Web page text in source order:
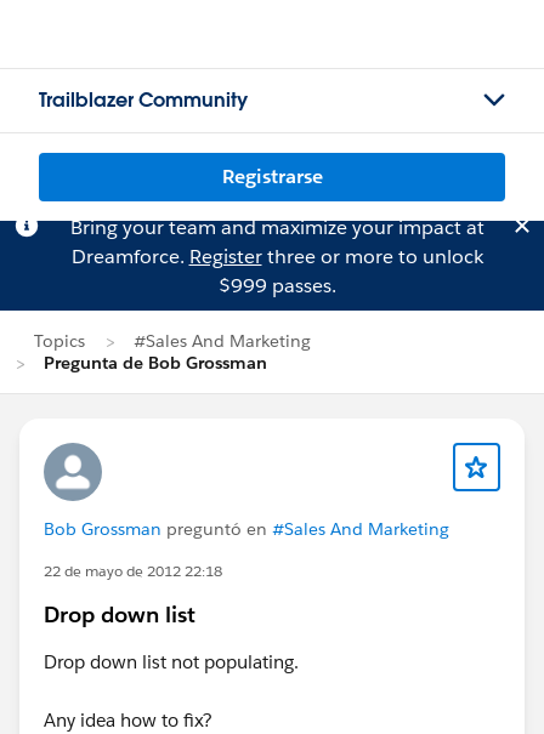
Trailblazer Community
Registrarse
Bring your team and maximize your impact at
Dreamforce. Registerthree or more to unlock
$999 passes.
Topics
#Sales And Marketing
Pregunta de Bob Grossman
Bob Grossman preguntó en #Sales And Marketing
22 de mayo de 2012 22:18
Drop down list
Drop down list not populating.
Any idea how to fix?